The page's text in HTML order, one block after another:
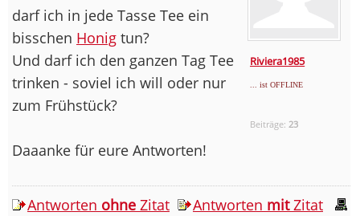
Riviera1985
... ist OFFLINE
Beiträge: 23
darf ich in jede Tasse Tee ein
bisschen Honig tun?
Und darf ich den ganzen Tag Tee
trinken - soviel ich will oder nur
zum Frühstück?
Daaanke für eure Antworten!
Antworten ohne Zitat Antworten mitZitat